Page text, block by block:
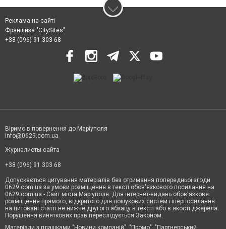
Реклама на сайті
Франшиза "CitySites"
+38 (096) 91 303 68
Віримо в повернення до Маріуполя
info@0629.com.ua
Журналисты сайта
+38 (096) 91 303 68
Допускається цитування матеріалів без отримання попередньої згоди
0629.com.ua за умови розміщення в тексті обов'язкового посилання на
0629.com.ua - Сайт міста Маріуполя. Для інтернет-видань обов'язкове
розміщення прямого, відкритого для пошукових систем гіперпосилання
на цитовані статті не нижче другого абзацу в тексті або в якості джерела.
Порушення виняткових прав переслідується Законом.
Матеріали з плашками "Новини компаній", "Промо", "Партнерський